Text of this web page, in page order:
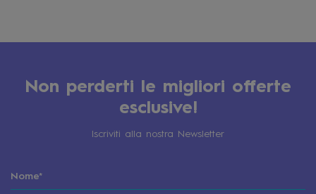
Non perderti le migliori offerte
esclusive!
Iscriviti alla nostra Newsletter